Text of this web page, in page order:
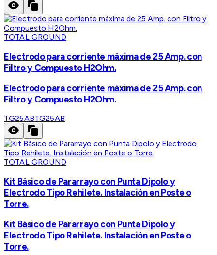
TOTAL GROUND
Electrodo para corriente máxima de 25 Amp. con
Filtro y Compuesto H2Ohm.
Electrodo para corriente máxima de 25 Amp. con
Filtro y Compuesto H2Ohm.
TG25ABTG25AB
TOTAL GROUND
Kit Básico de Pararrayo con Punta Dipolo y
Electrodo Tipo Rehilete. Instalación en Poste o
Torre.
Kit Básico de Pararrayo con Punta Dipolo y
Electrodo Tipo Rehilete. Instalación en Poste o
Torre.